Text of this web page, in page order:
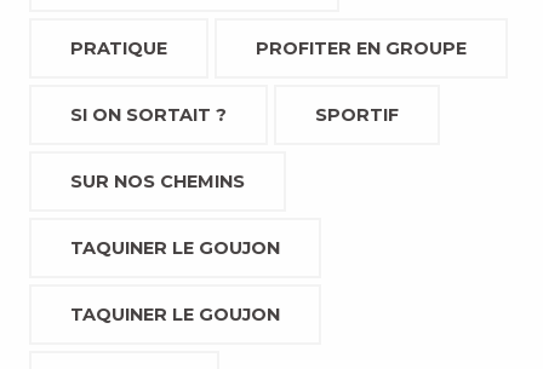
PRATIQUE PROFITER EN GROUPE
SI ON SORTAIT ? SPORTIF
SUR NOS CHEMINS
TAQUINER LE GOUJON
TAQUINER LE GOUJON